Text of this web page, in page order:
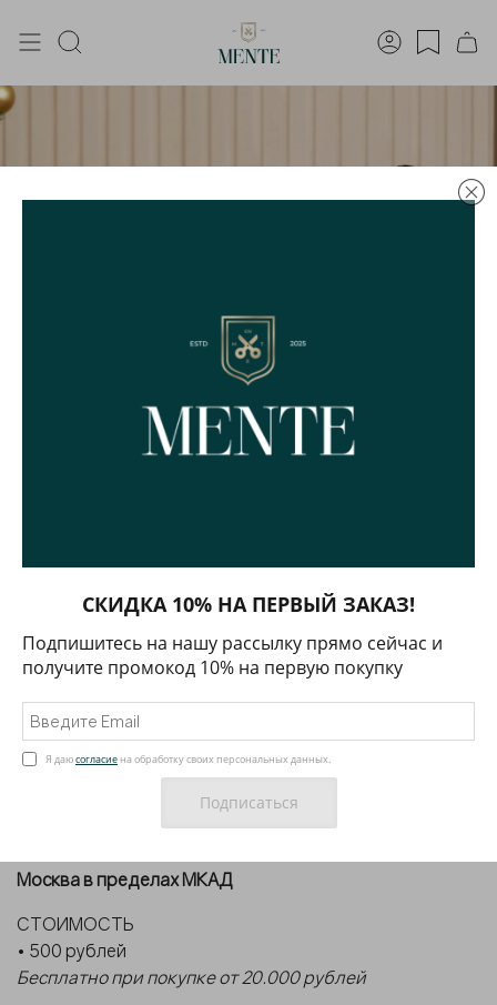
Доставка
ДОСТАВКА
ДОСТАВКА КУРЬЕРОМ С ПРИМЕРКОЙ
Москва в пределах МКАД
СТОИМОСТЬ
• 500 рублей
Бесплатно при покупке от 20.000 рублей
СКИДКА 10% НА ПЕРВЫЙ ЗАКАЗ!
Подпишитесь на нашу рассылку прямо сейчас и
получите промокод 10% на первую покупку
Я даюсогласие на обработку своих персональных данных.